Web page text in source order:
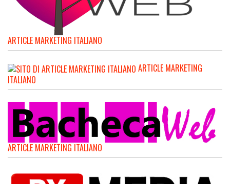
ARTICLE MARKETING ITALIANO
ARTICLE MARKETING
ITALIANO
ARTICLE MARKETING ITALIANO